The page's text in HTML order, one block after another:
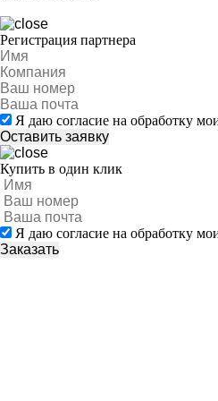
Регистрация партнера
Я даю согласие на обработку
Купить в один клик
Я даю согласие на обработку